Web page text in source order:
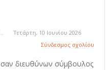
Τετάρτη, 10 Ιουνίου 2026
Σύνδεσμος σχολίου
σαν διευθύνων σύμβουλος